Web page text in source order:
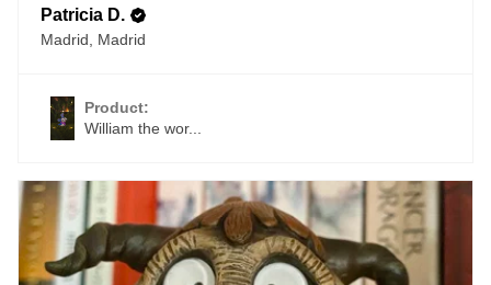
Patricia D.
Madrid, Madrid
Product:
William the wor...